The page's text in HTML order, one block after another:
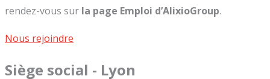
rendez-vous sur la page Emploi d’AlixioGroup.
Nous rejoindre
Siège social - Lyon